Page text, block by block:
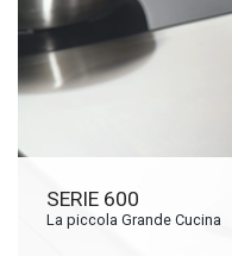
SERIE 600
La piccola Grande Cucina